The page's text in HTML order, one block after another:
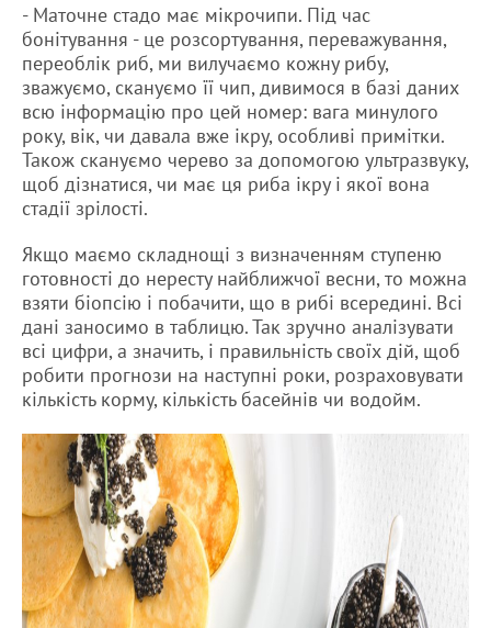
- Маточне стадо має мікрочипи. Під час
бонітування - це розсортування, переважування,
переоблік риб, ми вилучаємо кожну рибу,
зважуємо, скануємо її чип, дивимося в базі даних
всю інформацію про цей номер: вага минулого
року, вік, чи давала вже ікру, особливі примітки.
Також скануємо черево за допомогою ультразвуку,
щоб дізнатися, чи має ця риба ікру і якої вона
стадії зрілості.
Якщо маємо складнощі з визначенням ступеню
готовності до нересту найближчої весни, то можна
взяти біопсію і побачити, що в рибі всередині. Всі
дані заносимо в таблицю. Так зручно аналізувати
всі цифри, а значить, і правильність своїх дій, щоб
робити прогнози на наступні роки, розраховувати
кількість корму, кількість басейнів чи водойм.